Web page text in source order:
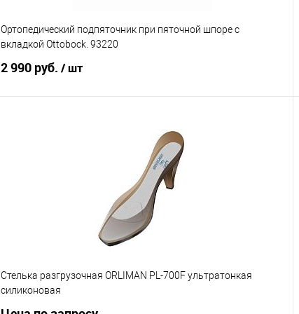
Характеристики
Ортопедический подпяточник при пяточной шпоре с
вкладкой Ottobock. 93220
2 990 руб. / шт
Подписаться
К сравнению
Под заказ
44-48
Характеристики
Стелька разгрузочная ORLIMAN PL-700F ультратонкая
силиконовая